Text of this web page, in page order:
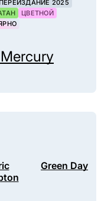
2025
ЦВЕТНОЙ
Green Day